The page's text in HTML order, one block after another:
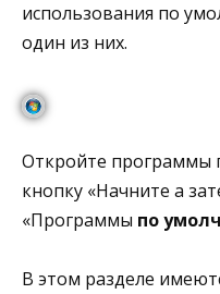
использования по
один из них.
Откройте программы
кнопку «Начните а
«Программы по
В этом разделе